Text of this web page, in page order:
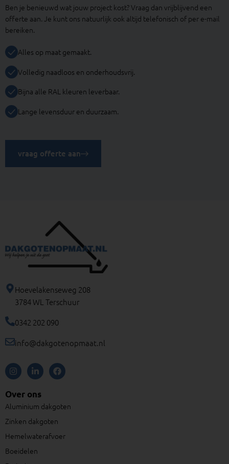
Ben je benieuwd wat jouw project kost? Vraag dan vrijblijvend een
offerte aan. Je kunt ons natuurlijk ook altijd telefonisch of per e-mail
bereiken.
Alles op maat gemaakt.
Volledig naadloos en onderhoudsvrij.
Bijna alle RAL kleuren leverbaar.
Lange levensduur en duurzaam.
vraag offerte aan
Hoevelakenseweg 208
3784 WL Terschuur
0342 202 090
info@dakgotenopmaat.nl
I
n
s
a
r
a
m
L
i
n
e
i
n
-
i
F
a
c
o
o
k
Over ons
Aluminium dakgoten
Zinken dakgoten
Hemelwaterafvoer
Boeidelen